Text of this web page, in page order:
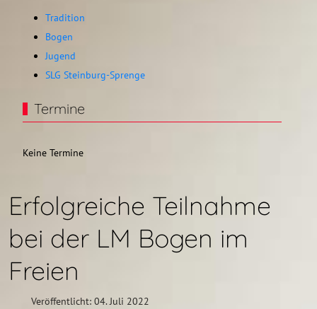
Tradition
Bogen
Jugend
SLG Steinburg-Sprenge
Termine
Keine Termine
Erfolgreiche Teilnahme
bei der LM Bogen im
Freien
Veröffentlicht: 04. Juli 2022